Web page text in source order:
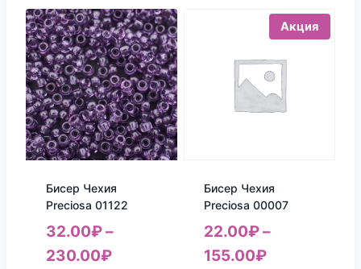
Бисер Чехия
Preciosa 01122
32.00₽–
230.00₽
Акция
Бисер Чехия
Preciosa 00007
22.00₽–
155.00₽